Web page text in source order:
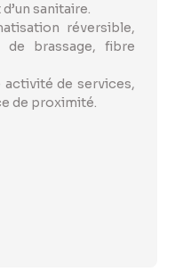
sanitaire.
réversible,
de brassage, fibre
de services,
de proximité.